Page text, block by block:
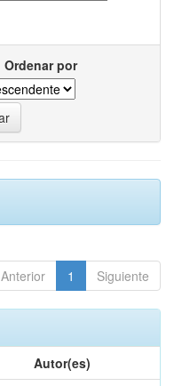
Ordenar por
Anterior 1 Siguiente
Autor(es)